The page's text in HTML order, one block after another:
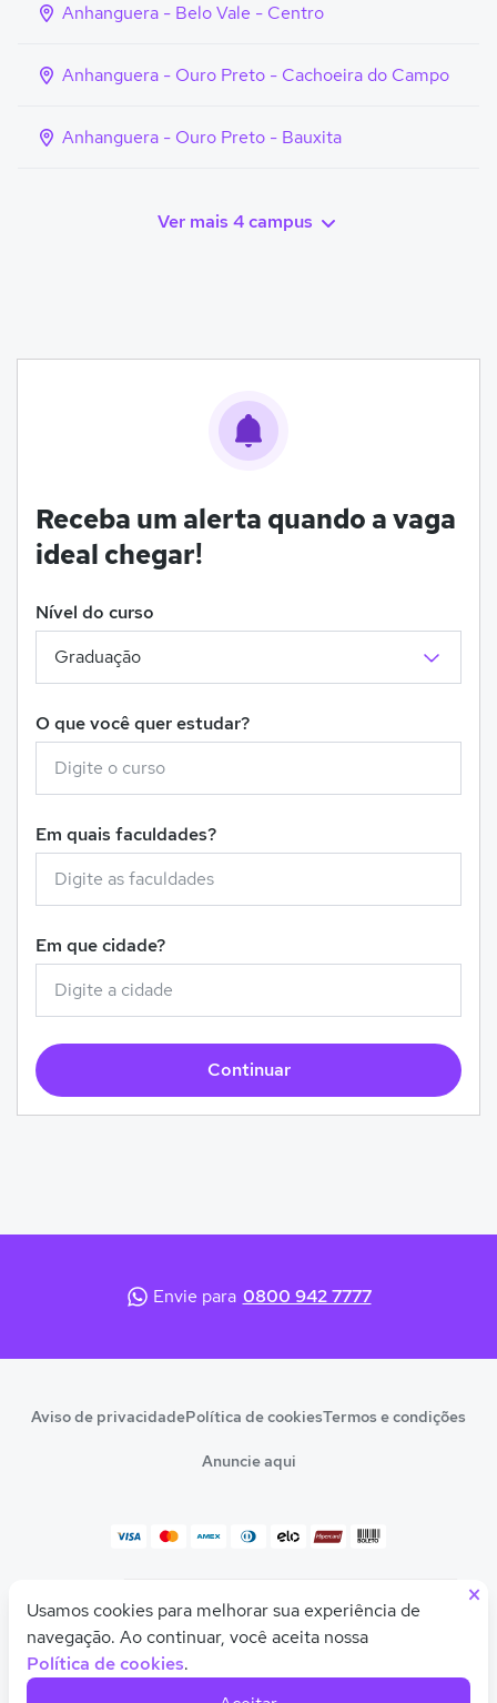
Olá! Quer uma ajudinha para descobrir seu
curso ou faculdade ideal?
Anhanguera - Belo Vale - Centro
Anhanguera - Ouro Preto - Cachoeira do Campo
Anhanguera - Ouro Preto - Bauxita
Ver mais 4 campus
Receba um alerta quando a vaga
ideal chegar!
Nível do curso
O que você quer estudar?
Em quais faculdades?
Em que cidade?
Continuar
Envie para 0800 942 7777
Aviso de privacidadePolítica de cookiesTermos e condições
Anuncie aqui
© 2026 Quero Educação
CNPJ 10.542.212/0001-54
×
Usamos cookies para melhorar sua experiência de
navegação. Ao continuar, você aceita nossa
Política de cookies.